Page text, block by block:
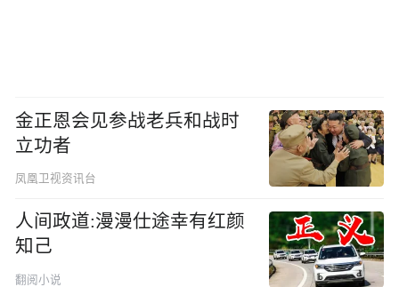
金正恩会见参战老兵和战时
立功者
凤凰卫视资讯台
人间政道:漫漫仕途幸有红颜
知己
翻阅小说